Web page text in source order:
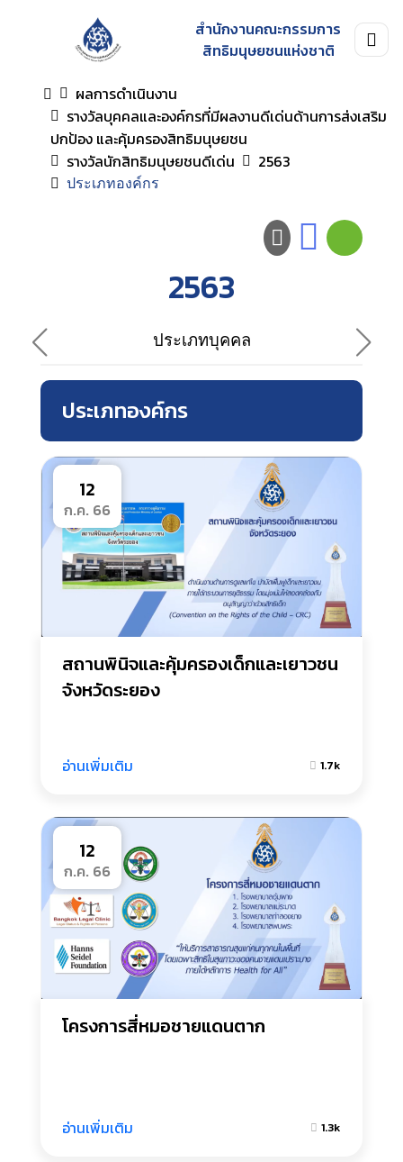
สำนักงานคณะกรรมการ
สิทธิมนุษยชนแห่งชาติ
ผลการดำเนินงาน
รางวัลบุคคลและองค์กรที่มีผลงานดีเด่นด้านการส่งเสริม
ปกป้อง และคุ้มครองสิทธิมนุษยชน
รางวัลนักสิทธิมนุษยชนดีเด่น
2563
ประเภทองค์กร
2563
ประเภทบุคคล
ประเภทองค์กร
12
ก.ค. 66
สถานพินิจและคุ้มครองเด็กและเยาวชน
จังหวัดระยอง
อ่านเพิ่มเติม 1.7k
12
ก.ค. 66
โครงการสี่หมอชายแดนตาก
อ่านเพิ่มเติม 1.3k